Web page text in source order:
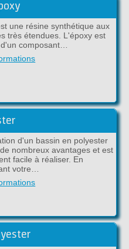
une résine synthétique aux
très étendues. L'époxy est
composant…
d'un bassin en polyester
nombreux avantages et est
facile à réaliser. En
votre…